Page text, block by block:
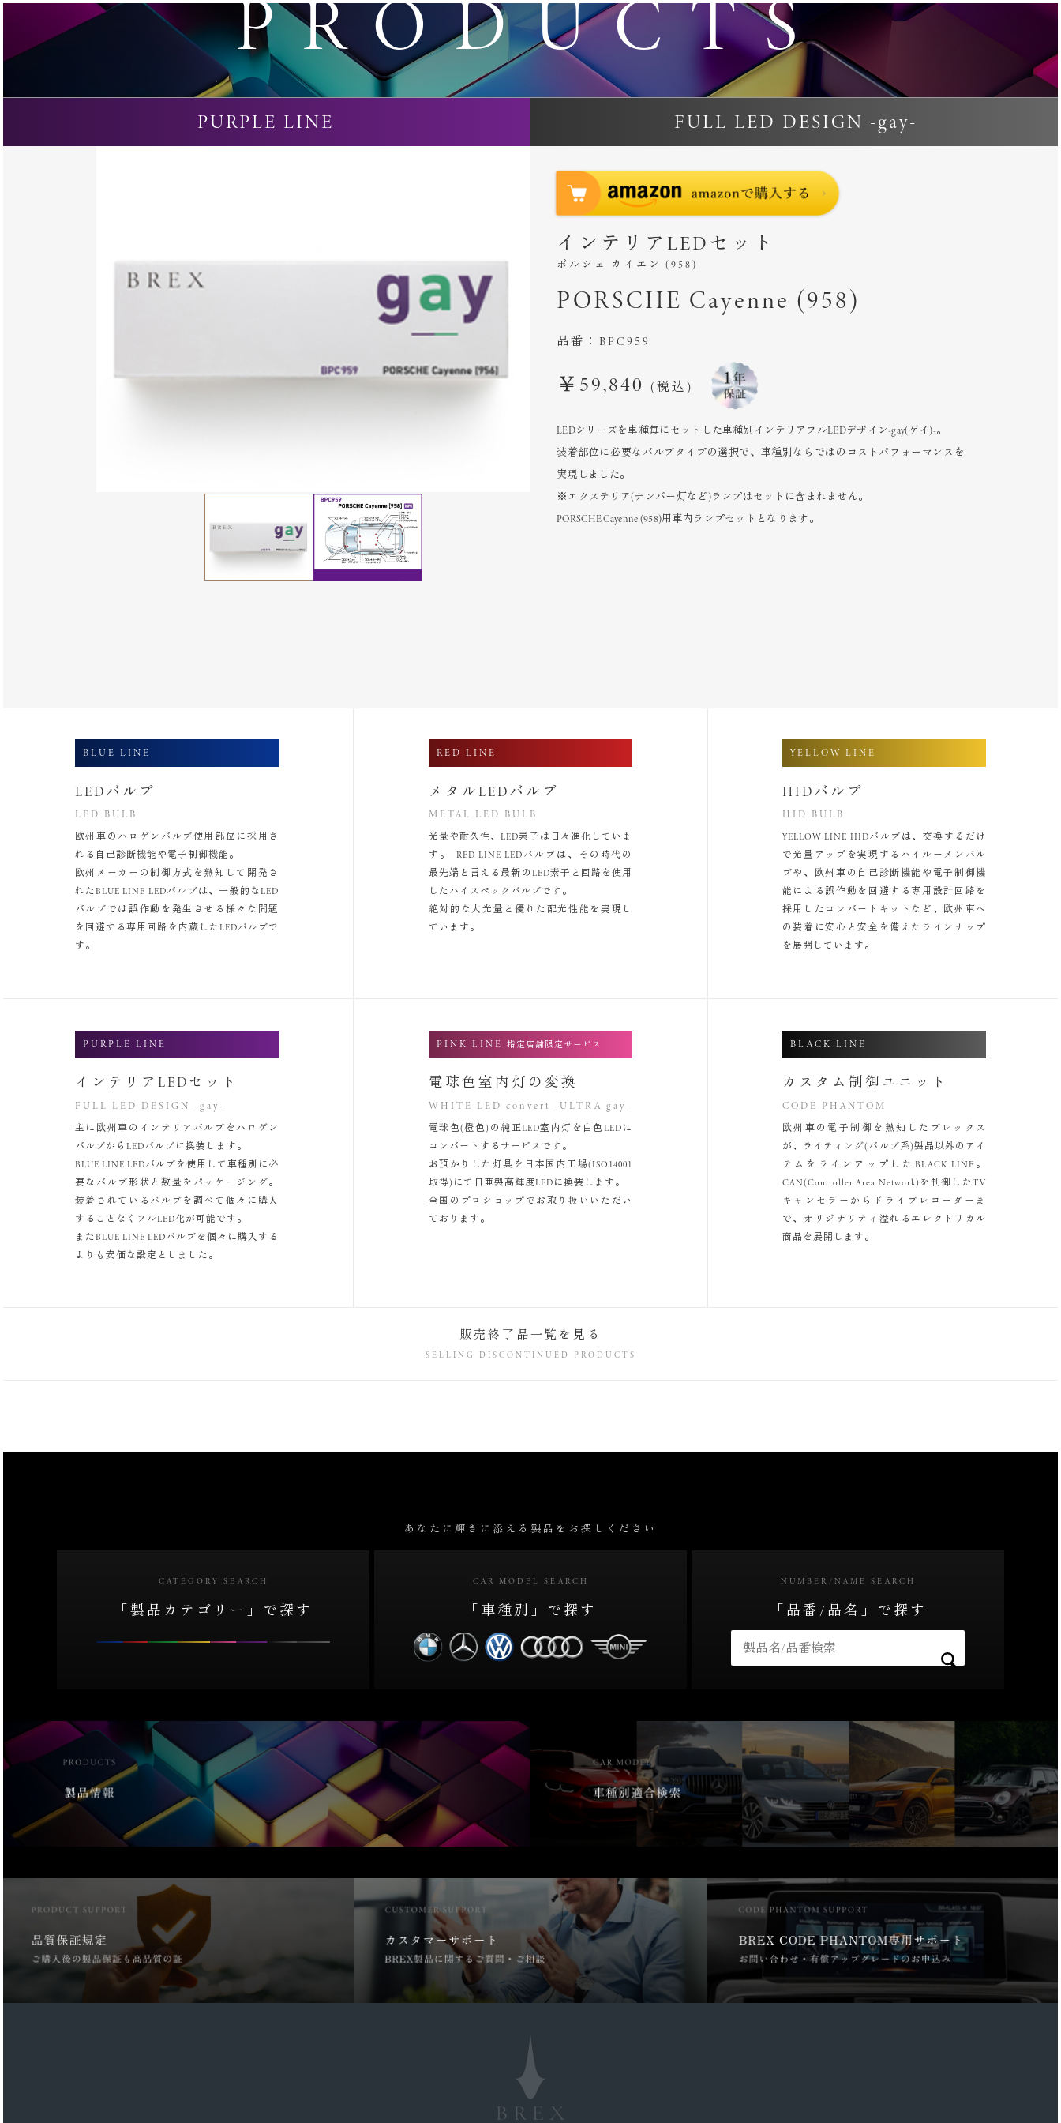
PRODUCTS
PURPLE LINE FULL LED DESIGN -gay-
インテリアLEDセット
ポルシェ カイエン (958)
PORSCHE Cayenne (958)
品番：BPC959
￥59,840 (税込)
LEDシリーズを車種毎にセットした車種別インテリアフルLEDデザイン-gay(ゲイ)-。
装着部位に必要なバルブタイプの選択で、車種別ならではのコストパフォーマンスを
実現しました。
※エクステリア(ナンバー灯など)ランプはセットに含まれません。
PORSCHE Cayenne (958)用車内ランプセットとなります。
BLUE LINE
LEDバルブ
LED BULB
欧州車のハロゲンバルブ使用部位に採用さ
れる自己診断機能や電子制御機能。
欧州メーカーの制御方式を熟知して開発さ
れたBLUE LINE LEDバルブは、一般的なLED
バルブでは誤作動を発生させる様々な問題
を回避する専用回路を内蔵したLEDバルブで
す。
RED LINE
メタルLEDバルブ
METAL LED BULB
光量や耐久性、LED素子は日々進化していま
す。
RED LINE LEDバルブは、その時代の
最先端と言える最新のLED素子と回路を使用
したハイスペックバルブです。
絶対的な大光量と優れた配光性能を実現し
ています。
YELLOW LINE
HIDバルブ
HID BULB
YELLOW LINE HIDバルブは、交換するだけ
で光量アップを実現する ハイルーメンバル
ブや、欧州車の自己診断機能や電子制御機
能による誤作動を回避する専用設計回路を
採用したコンバートキットなど、 欧州車へ
の装着に安心と安全を備えたラインナップ
を展開しています。
PURPLE LINE
インテリアLEDセット
FULL LED DESIGN -gay-
主に欧州車のインテリアバルブをハロゲン
バルブからLEDバルブに換装します。
BLUE LINE LEDバルブを使用して車種別に必
要なバルブ形状と数量をパッケージング。
装着されているバルブを調べて個々に購入
することなくフルLED化が可能です。
またBLUE LINE LEDバルブを個々に購入する
よりも安価な設定としました。
PINK LINE 指定店舗限定サービス
電球色室内灯の変換
WHITE LED convert -ULTRA gay-
電球色(橙色)の純正LED室内灯を白色LEDに
コンバートするサービスです。
お預かりした灯具を日本国内工場(ISO14001
取得)にて 日亜製高輝度LEDに換装します。
全国のプロショップでお取り扱いいただい
ております。
BLACK LINE
カスタム制御ユニット
CODE PHANTOM
欧州車の電子制御を熟知したブレックス
が、
ライティング(バルブ系)製品以外のアイ
テムをラインアップしたBLACK LINE。
CAN(Controller Area Network)を制御したTV
キャンセラーからドライブレコーダーま
で、 オリジナリティ溢れるエレクトリカル
商品を展開します。
販売終了品一覧を見る
SELLING DISCONTINUED PRODUCTS
あなたに輝きに添える製品をお探しください
CATEGORY SEARCH
「製品カテゴリー」で探す
CAR MODEL SEARCH
「車種別」で探す
NUMBER/NAME SEARCH
「品番/品名」で探す